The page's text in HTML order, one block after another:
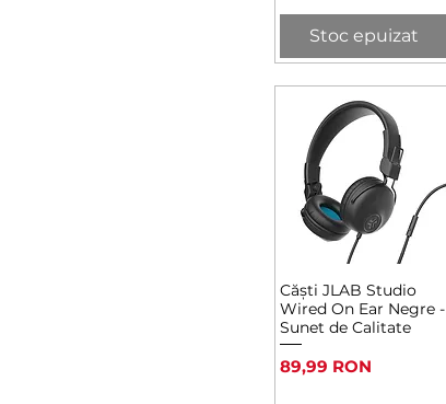
Stoc epuizat
Afișare rapidă
Căști JLAB Studio
Wired On Ear Negre -
Sunet de Calitate
Preț
89,99 RON